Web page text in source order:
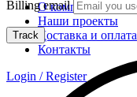
О компании
Наши проекты
Доставка и оплата
Контакты
Login / Register
Billing email
Track